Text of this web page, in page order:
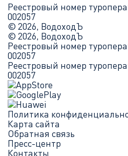
Реестровый номер
002057
© 2026, ВодоходЪ
© 2026, ВодоходЪ
Реестровый номер
002057
Реестровый номер
002057
Политика
Карта сайта
Обратная связь
Пресс-центр
Контакты